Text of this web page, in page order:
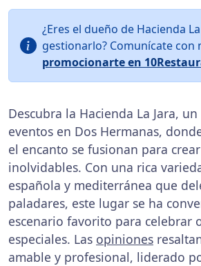
¿Eres el dueño de Hacienda
gestionarlo? Comunícate con
promocionarte en
Descubra la Hacienda La Jara,
eventos en Dos Hermanas,
el encanto se fusionan para
inolvidables. Con una rica
española y mediterránea que
paladares, este lugar se ha
escenario favorito para celebrar
especiales. Las opiniones
amable y profesional, liderado